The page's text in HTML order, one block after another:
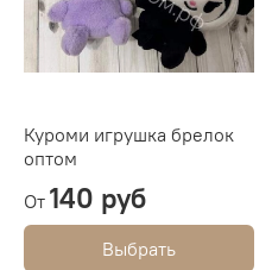
Куроми игрушка брелок
оптом
От 140 руб
Выбрать